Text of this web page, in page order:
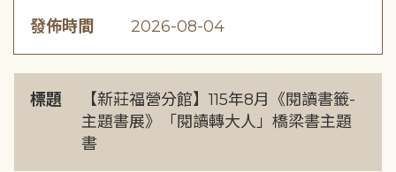
發佈時間 2026-08-04
標題
【新莊福營分館】115年8月《閱讀書籤-
主題書展》「閱讀轉大人」橋梁書主題
書